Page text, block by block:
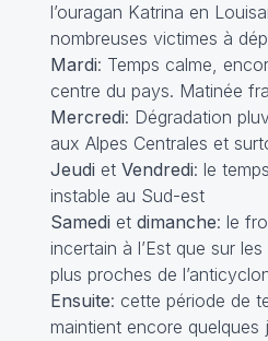
l’ouragan Katrina en
nombreuses victimes à
Mardi: Temps calme,
centre du pays. Matinée
Mercredi: Dégradation
aux Alpes Centrales et
Jeudi et Vendredi: le
instable au Sud-est
Samedi et dimanche: le
incertain à l’Est que sur les
plus proches de
Ensuite: cette période de
maintient encore quelques